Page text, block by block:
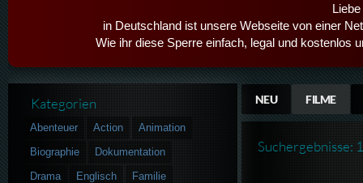
in Deutschland ist unsere Webseite von einer
Wie ihr diese Sperre einfach, legal und kostenlos
NEU FILME
Suchergebnisse:
Kategorien
Abenteuer Action
Animation
Biographie
Dokumentation
Drama
Englisch
Familie